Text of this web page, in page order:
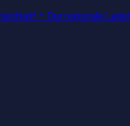
– Der regionale